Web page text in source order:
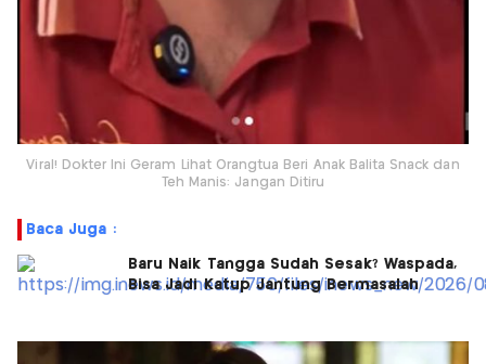
Viral! Dokter Ini Geram Lihat Orangtua Beri Anak Balita Snack dan
Teh Manis: Jangan Ditiru
Baca Juga :
Baru Naik Tangga Sudah Sesak? Waspada,
Bisa Jadi Katup Jantung Bermasalah